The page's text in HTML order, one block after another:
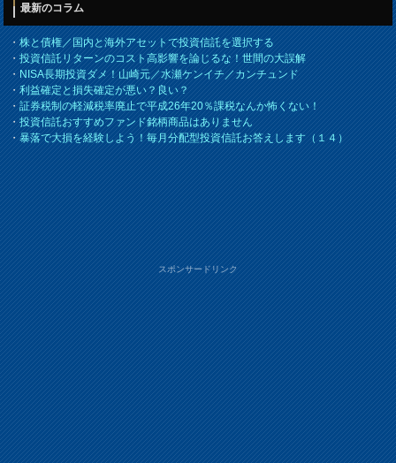
最新のコラム
・株と債権／国内と海外アセットで投資信託を選択する
・投資信託リターンのコスト高影響を論じるな！世間の大誤解
・NISA長期投資ダメ！山崎元／水瀬ケンイチ／カンチュンド
・利益確定と損失確定が悪い？良い？
・証券税制の軽減税率廃止で平成26年20％課税なんか怖くない！
・投資信託おすすめファンド銘柄商品はありません
・暴落で大損を経験しよう！毎月分配型投資信託お答えします（１４）
スポンサードリンク